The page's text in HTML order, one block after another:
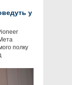
у
полку